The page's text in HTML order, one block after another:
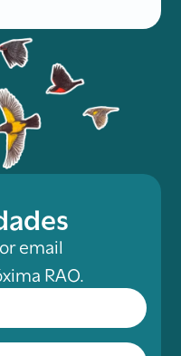
email
RAO.